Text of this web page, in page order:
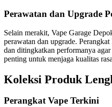
Perawatan dan Upgrade
Selain merakit, Vape Garage
perawatan dan upgrade.
dan ditingkatkan performanya
penting untuk menjaga kualitas
Koleksi Produk
Perangkat Vape Terkini